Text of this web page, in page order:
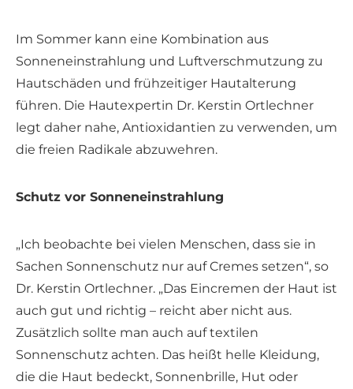
Im Sommer kann eine Kombination aus
Sonneneinstrahlung und Luftverschmutzung zu
Hautschäden und frühzeitiger Hautalterung
führen. Die Hautexpertin Dr. Kerstin Ortlechner
legt daher nahe, Antioxidantien zu verwenden, um
die freien Radikale abzuwehren.
Schutz vor Sonneneinstrahlung
„Ich beobachte bei vielen Menschen, dass sie in
Sachen Sonnenschutz nur auf Cremes setzen“, so
Dr. Kerstin Ortlechner. „Das Eincremen der Haut ist
auch gut und richtig – reicht aber nicht aus.
Zusätzlich sollte man auch auf textilen
Sonnenschutz achten. Das heißt helle Kleidung,
die die Haut bedeckt, Sonnenbrille, Hut oder